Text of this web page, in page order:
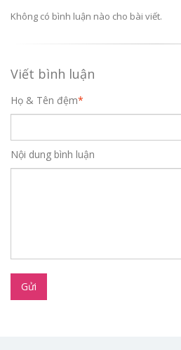
Không có bình luận nào cho bài viết.
Viết bình luận
*
Họ & Tên đệm
Nội dung bình luận
Gửi